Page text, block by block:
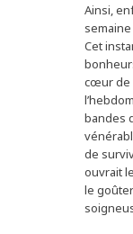
Ainsi,
Cet
cœur de
bandes
de
ouvrait
le